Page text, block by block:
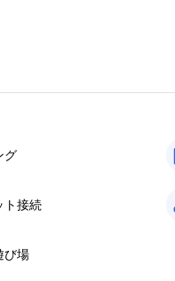
グ
ト接続
び場